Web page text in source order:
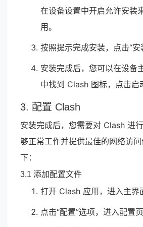
在设备设置中开启允许安装
用。
按照提示完成安装，点击“安
安装完成后，您可以在设备
中找到 Clash 图标，点击启
3. 配置 Clash
安装完成后，您需要对 Clash 进
够正常工作并提供最佳的网络访
下：
3.1 添加配置文件
打开 Clash 应用，进入主界
点击“配置”选项，进入配置页